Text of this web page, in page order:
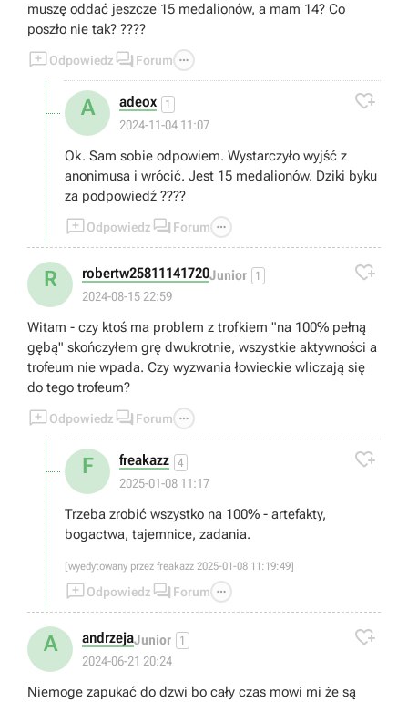
muszę oddać jeszcze 15 medalionów, a mam 14? Co
poszło nie tak? ????
Odpowiedz  Forum 
A adeox 1
2024-11-04 11:07

Ok. Sam sobie odpowiem. Wystarczyło wyjść z
anonimusa i wrócić. Jest 15 medalionów. Dziki byku
za podpowiedź ????
Odpowiedz  Forum 
R robertw25811141720Junior 1
2024-08-15 22:59

Witam - czy ktoś ma problem z trofkiem "na 100% pełną
gębą" skończyłem grę dwukrotnie, wszystkie aktywności a
trofeum nie wpada. Czy wyzwania łowieckie wliczają się
do tego trofeum?
Odpowiedz  Forum 
F freakazz 4
2025-01-08 11:17

Trzeba zrobić wszystko na 100% - artefakty,
bogactwa, tajemnice, zadania.
[wyedytowany przez freakazz 2025-01-08 11:19:49]
Odpowiedz  Forum 
A andrzejaJunior 1
2024-06-21 20:24

Niemoge zapukać do dzwi bo cały czas mowi mi że są